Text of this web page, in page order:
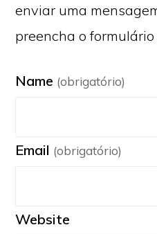
enviar uma
preencha o
Name (obrigatório)
Email (obrigatório)
Website